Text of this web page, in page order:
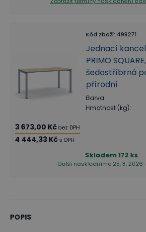
Kód zboží: 499271
Jednací
PRIMO
šedostříbrná
přírodní
Barva:
Hmotnost (kg):
3 673,00 Kč bez DPH
4 444,33 Kč s DPH
Skladem172 ks
Další naskladníme 25. 8. 2026
POPIS